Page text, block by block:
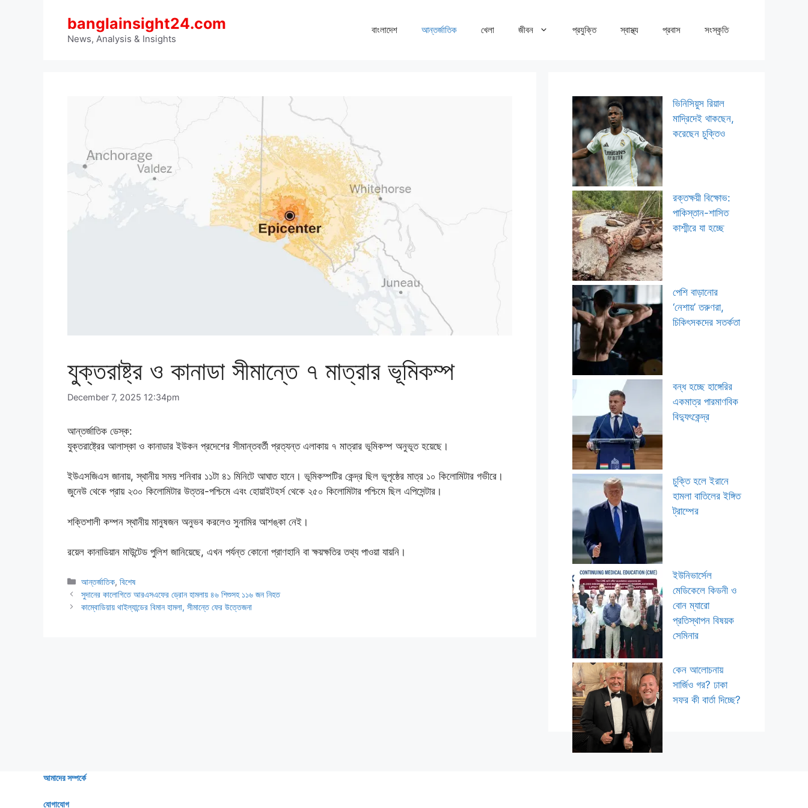
banglainsight24.com
News, Analysis & Insights
বাংলাদেশ আন্তর্জাতিক খেলা জীবন প্রযুক্তি স্বাস্থ্য প্রবাস সংস্কৃতি
যুক্তরাষ্ট্র ও কানাডা সীমান্তে ৭ মাত্রার ভূমিকম্প
December 7, 2025 12:34pm
আন্তর্জাতিক ডেস্ক:
যুক্তরাষ্ট্রের আলাস্কা ও কানাডার ইউকন প্রদেশের সীমান্তবর্তী প্রত্যন্ত এলাকায় ৭ মাত্রার ভূমিকম্প অনুভূত হয়েছে।
ইউএসজিএস জানায়, স্থানীয় সময় শনিবার ১১টা ৪১ মিনিটে আঘাত হানে। ভূমিকম্পটির কেন্দ্র ছিল ভূপৃষ্ঠের মাত্র ১০ কিলোমিটার গভীরে।
জুনেউ থেকে প্রায় ২৩০ কিলোমিটার উত্তর-পশ্চিমে এবং হোয়াইটহর্স থেকে ২৫০ কিলোমিটার পশ্চিমে ছিল এপিসেন্টার।
শক্তিশালী কম্পন স্থানীয় মানুষজন অনুভব করলেও সুনামির আশঙ্কা নেই।
রয়েল কানাডিয়ান মাউন্টেড পুলিশ জানিয়েছে, এখন পর্যন্ত কোনো প্রাণহানি বা ক্ষয়ক্ষতির তথ্য পাওয়া যায়নি।
Categories
আন্তর্জাতিক,বিশেষ
সুদানের কালোগিতে আরএসএফের ড্রোন হামলায় ৪৬ শিশুসহ ১১৬ জন নিহত
কাম্বোডিয়ায় থাইল্যান্ডের বিমান হামলা, সীমান্তে ফের উত্তেজনা
ভিনিসিয়ুস রিয়াল
মাদ্রিদেই থাকছেন,
করেছেন চুক্তিও
রক্তক্ষয়ী বিক্ষোভ:
পাকিস্তান-শাসিত
কাশ্মীরে যা হচ্ছে
পেশি বাড়ানোর
‘নেশায়’ তরুণরা,
চিকিৎসকদের সতর্কতা
বন্ধ হচ্ছে হাঙ্গেরির
একমাত্র পারমাণবিক
বিদ্যুৎকেন্দ্র
চুক্তি হলে ইরানে
হামলা বাতিলের ইঙ্গিত
ট্রাম্পের
ইউনিভার্সেল
মেডিকেলে কিডনী ও
বোন ম্যারো
প্রতিস্থাপন বিষয়ক
সেমিনার
কেন আলোচনায়
সার্জিও গর? ঢাকা
সফর কী বার্তা দিচ্ছে?
আমাদের সম্পর্কে
যোগাযোগ